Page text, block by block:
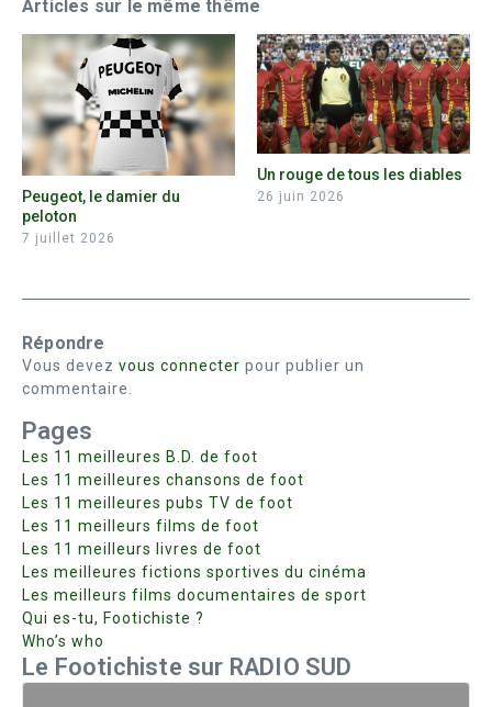
Articles sur le même thême
Peugeot, le damier du
peloton
7 juillet 2026
Un rouge de tous les diables
26 juin 2026
Répondre
Vous devez vous connecter pour publier un
commentaire.
Pages
Les 11 meilleures B.D. de foot
Les 11 meilleures chansons de foot
Les 11 meilleures pubs TV de foot
Les 11 meilleurs films de foot
Les 11 meilleurs livres de foot
Les meilleures fictions sportives du cinéma
Les meilleurs films documentaires de sport
Qui es-tu, Footichiste ?
Who’s who
Le Footichiste sur RADIO SUD